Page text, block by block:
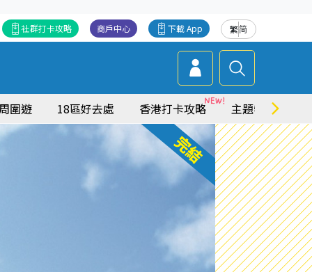
繁简
下載 App
商戶中心
社群打卡攻略
圍遊 18區好去處 香港打卡攻略 主題特集